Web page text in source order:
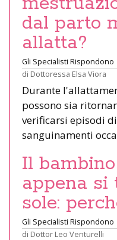
dal parto
allatta?
Gli Specialisti Rispondono
di Dottoressa Elsa Viora
Durante
possono sia
verificarsi episodi
sanguinamenti
Il
appena
sole:
Gli Specialisti Rispondono
di Dottor Leo Venturelli